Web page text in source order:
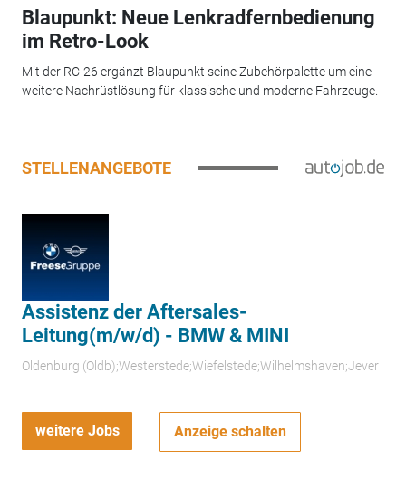
Blaupunkt: Neue Lenkradfernbedienung
im Retro-Look
Mit der RC-26 ergänzt Blaupunkt seine Zubehörpalette um eine
weitere Nachrüstlösung für klassische und moderne Fahrzeuge.
STELLENANGEBOTE
Assistenz der Aftersales-
Leitung(m/w/d) - BMW & MINI
Oldenburg (Oldb);Westerstede;Wiefelstede;Wilhelmshaven;Jever
weitere Jobs Anzeige schalten